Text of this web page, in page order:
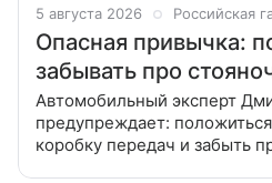
5 августа 2026 Российская
Опасная привычка:
забывать про
Автомобильный эксперт
предупреждает:
коробку передач и забыть